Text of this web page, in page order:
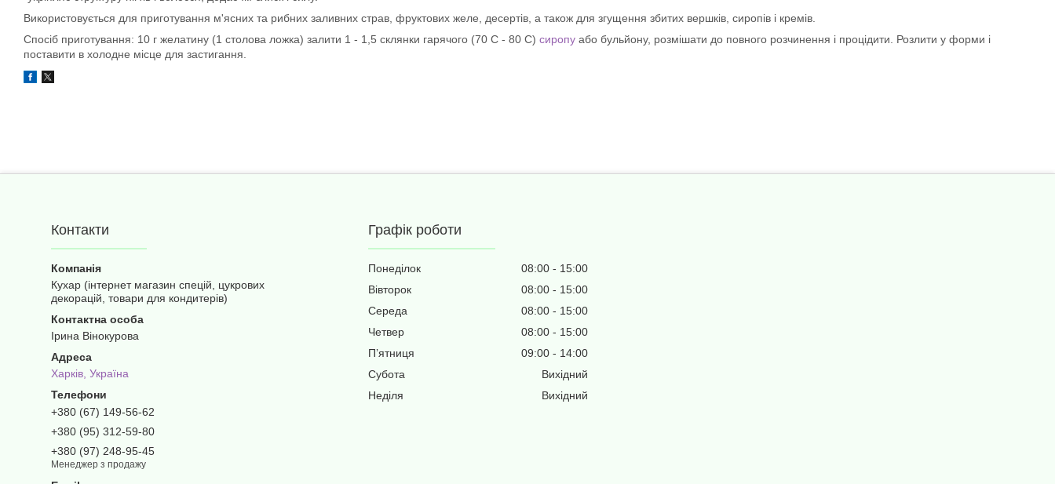
Використовується для приготування м'ясних та рибних заливних страв, фруктових желе, десертів, а також для згущення збитих вершків, сиропів і кремів.
Спосіб приготування: 10 г желатину (1 столова ложка) залити 1 - 1,5 склянки гарячого (70 С - 80 С) сиропу або бульйону, розмішати до повного розчинення і процідити. Розлити у форми і
поставити в холодне місце для застигання.
Контакти
Кухар (інтернет магазин спецій, цукрових
декорацій, товари для кондитерів)
Ірина Вінокурова
Харків, Україна
+380 (67) 149-56-62
+380 (95) 312-59-80
+380 (97) 248-95-45
Менеджер з продажу
Графік роботи
Понеділок 08:00
15:00
Вівторок
08:00
15:00
Середа
08:00
15:00
Четвер
08:00
15:00
Пʼятниця
09:00
14:00
Субота
Вихідний
Неділя
Вихідний